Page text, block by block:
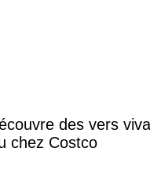
des vers
chez Costco